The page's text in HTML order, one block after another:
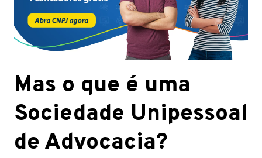
Mas o que é uma
Sociedade Unipessoal
de Advocacia?